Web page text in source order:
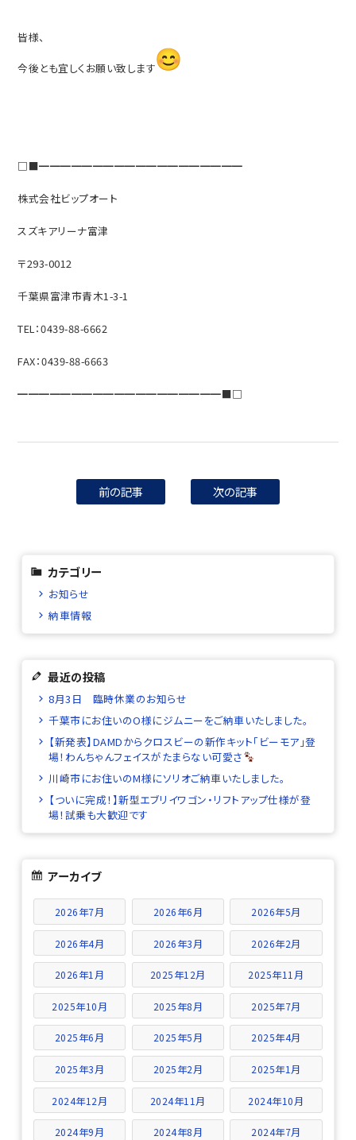
皆様、
今後とも宜しくお願い致します
□■━━━━━━━━━━━━━━━━━━━
株式会社ビップオート
スズキアリーナ富津
〒293-0012
千葉県富津市青木1-3-1
TEL：0439-88-6662
FAX：0439-88-6663
━━━━━━━━━━━━━━━━━━━■□
前の記事 次の記事
カテゴリー
お知らせ
納車情報
最近の投稿
8月3日 臨時休業のお知らせ
千葉市にお住いのO様にジムニーをご納車いたしました。
【新発表】DAMDからクロスビーの新作キット「ビーモア」登
場！わんちゃんフェイスがたまらない可愛さ
川崎市にお住いのM様にソリオご納車いたしました。
【ついに完成！】新型エブリイワゴン・リフトアップ仕様が登
場！試乗も大歓迎です
アーカイブ
2026年7月 2026年6月 2026年5月
2026年4月 2026年3月 2026年2月
2026年1月 2025年12月 2025年11月
2025年10月 2025年8月 2025年7月
2025年6月 2025年5月 2025年4月
2025年3月 2025年2月 2025年1月
2024年12月 2024年11月 2024年10月
2024年9月 2024年8月 2024年7月